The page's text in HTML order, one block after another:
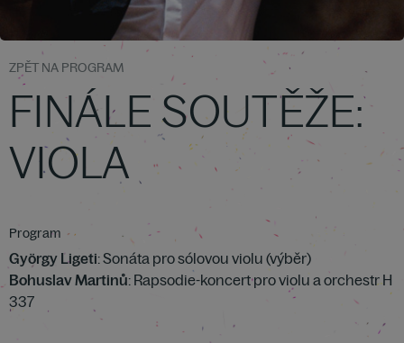
ZPĚT NA PROGRAM
FINÁLE SOUTĚŽE:
VIOLA
Program
György Ligeti: Sonáta pro sólovou violu (výběr)
Bohuslav Martinů: Rapsodie-koncert pro violu a orchestr H
337